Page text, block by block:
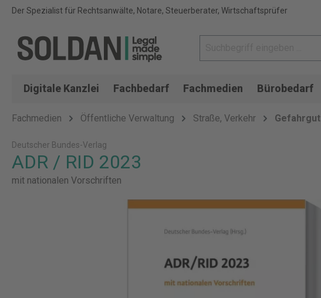
Der Spezialist für Rechtsanwälte, Notare, Steuerberater, Wirtschaftsprüfer
Digitale Kanzlei Fachbedarf Fachmedien Bürobedarf
Fachmedien Öffentliche Verwaltung Straße, Verkehr Gefahrgut
Deutscher Bundes-Verlag
ADR / RID 2023
mit nationalen Vorschriften